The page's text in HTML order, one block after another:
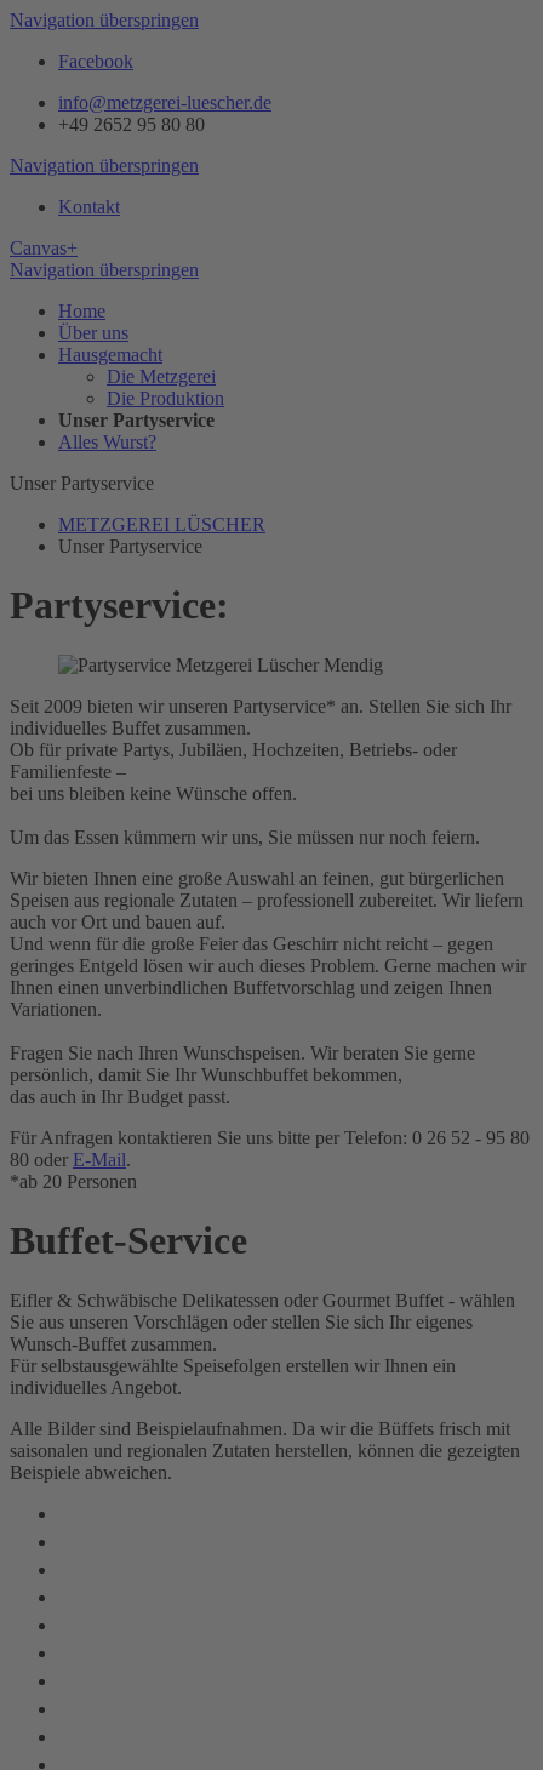
Navigation überspringen
Facebook
info@metzgerei-luescher.de
+49 2652 95 80 80
Navigation überspringen
Kontakt
Canvas+
Navigation überspringen
Home
Über uns
Hausgemacht
Die Metzgerei
Die Produktion
Unser Partyservice
Alles Wurst?
Unser Partyservice
METZGEREI LÜSCHER
Unser Partyservice
Partyservice:
Seit 2009 bieten wir unseren Partyservice* an. Stellen Sie sich Ihr
individuelles Buffet zusammen.
Ob für private Partys, Jubiläen, Hochzeiten, Betriebs- oder
Familienfeste –
bei uns bleiben keine Wünsche offen.
Um das Essen kümmern wir uns, Sie müssen nur noch feiern.
Wir bieten Ihnen eine große Auswahl an feinen, gut bürgerlichen
Speisen aus regionale Zutaten – professionell zubereitet. Wir liefern
auch vor Ort und bauen auf.
Und wenn für die große Feier das Geschirr nicht reicht – gegen
geringes Entgeld lösen wir auch dieses Problem. Gerne machen wir
Ihnen einen unverbindlichen Buffetvorschlag und zeigen Ihnen
Variationen.
Fragen Sie nach Ihren Wunschspeisen. Wir beraten Sie gerne
persönlich, damit Sie Ihr Wunschbuffet bekommen,
das auch in Ihr Budget passt.
Für Anfragen kontaktieren Sie uns bitte per Telefon: 0 26 52 - 95 80
80 oder E-Mail.
*ab 20 Personen
Buffet-Service
Eifler & Schwäbische Delikatessen oder Gourmet Buffet - wählen
Sie aus unseren Vorschlägen oder stellen Sie sich Ihr eigenes
Wunsch-Buffet zusammen.
Für selbstausgewählte Speisefolgen erstellen wir Ihnen ein
individuelles Angebot.
Alle Bilder sind Beispielaufnahmen. Da wir die Büffets frisch mit
saisonalen und regionalen Zutaten herstellen, können die gezeigten
Beispiele abweichen.